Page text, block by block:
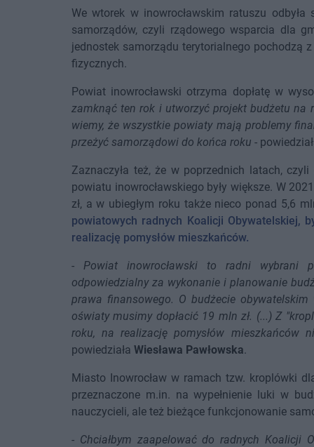
We wtorek w inowrocławskim ratuszu
samorządów, czyli rządowego wsparcia dla
jednostek samorządu terytorialnego pochodzą
fizycznych.
Powiat inowrocławski otrzyma dopłatę w
zamknąć ten rok i utworzyć projekt budżetu na
wiemy, że wszystkie powiaty mają problemy
przeżyć samorządowi do końca roku -
Zaznaczyła też, że w poprzednich latach,
powiatu inowrocławskiego były większe. W
zł, a w ubiegłym roku także nieco ponad 5,6
powiatowych radnych Koalicji Obywatelskiej,
realizację pomysłów mieszkańców.
- Powiat inowrocławski to radni wybrani
odpowiedzialny za wykonanie i planowanie
prawa finansowego. O budżecie
oświaty musimy dopłacić 19 mln zł. (...) Z
roku, na realizację pomysłów mieszkańców
powiedziała Wiesława Pawłowska.
Miasto Inowrocław w ramach tzw. kroplówki
przeznaczone m.in. na wypełnienie luki w
nauczycieli, ale też bieżące funkcjonowanie
- Chciałbym zaapelować do radnych Koalicji